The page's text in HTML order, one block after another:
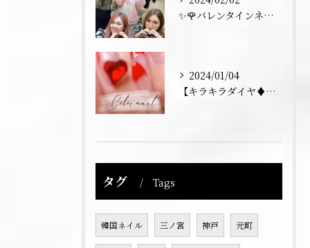
✨🌹バレンタインネイル トーク💅✨
2024/01/04
【キラキラダイヤ♦️フレンチネイル】
タグ Tags
韓国ネイル 三ノ宮 神戸 元町